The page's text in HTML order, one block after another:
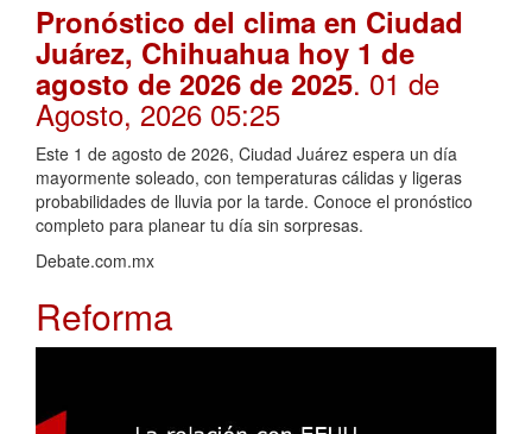
Pronóstico del clima en Ciudad
Juárez, Chihuahua hoy 1 de
agosto de 2026 de 2025. 01 de
Agosto, 2026 05:25
Este 1 de agosto de 2026, Ciudad Juárez espera un día
mayormente soleado, con temperaturas cálidas y ligeras
probabilidades de lluvia por la tarde. Conoce el pronóstico
completo para planear tu día sin sorpresas.
Debate.com.mx
Reforma